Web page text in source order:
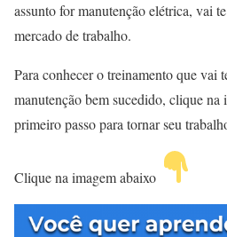
assunto for manutenção elétrica, vai
mercado de trabalho.
Para conhecer o treinamento que vai
manutenção bem sucedido, clique na
primeiro passo para tornar seu
Clique na imagem abaixo